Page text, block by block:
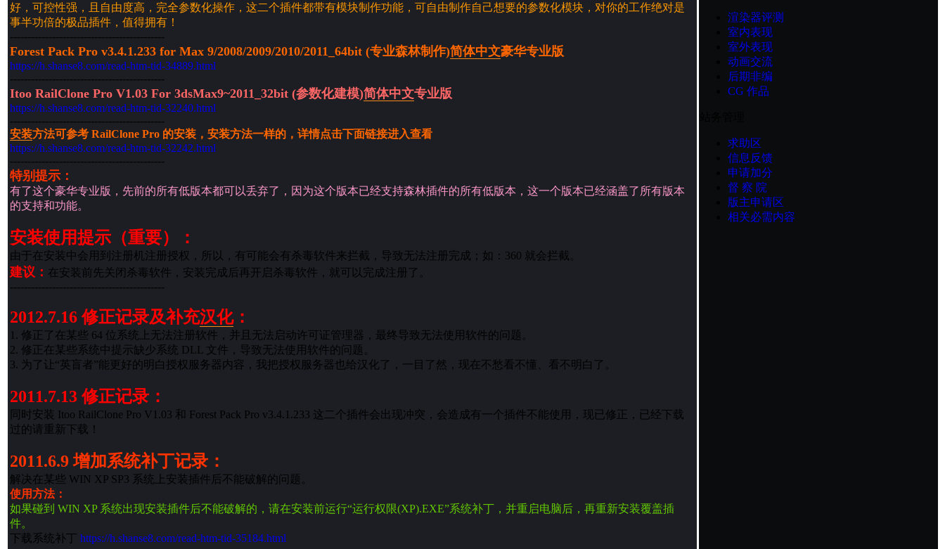
好，可控性强，且自由度高，完全参数化操作，这二个插件都带有模块制作功能，可自由制作自己想要的参数化模块，对你的工作绝对是
事半功倍的极品插件，值得拥有！
--------------------------------------------
Forest Pack Pro v3.4.1.233 for Max 9/2008/2009/2010/2011_64bit (专业森林制作)简体中文豪华专业版
https://h.shanse8.com/read-htm-tid-34889.html
--------------------------------------------
Itoo RailClone Pro V1.03 For 3dsMax9~2011_32bit (参数化建模)简体中文专业版
https://h.shanse8.com/read-htm-tid-32240.html
--------------------------------------------
安装方法可参考 RailClone Pro 的安装，安装方法一样的，详情点击下面链接进入查看
https://h.shanse8.com/read-htm-tid-32242.html
--------------------------------------------
特别提示：
有了这个豪华专业版，先前的所有低版本都可以丢弃了，因为这个版本已经支持森林插件的所有低版本，这一个版本已经涵盖了所有版本
的支持和功能。
安装使用提示（重要）：
由于在安装中会用到注册机注册授权，所以，有可能会有杀毒软件来拦截，导致无法注册完成；如：360 就会拦截。
建议： 在安装前先关闭杀毒软件，安装完成后再开启杀毒软件，就可以完成注册了。
--------------------------------------------
2012.7.16 修正记录及补充汉化：
1. 修正了在某些 64 位系统上无法注册软件，并且无法启动许可证管理器，最终导致无法使用软件的问题。
2. 修正在某些系统中提示缺少系统 DLL 文件，导致无法使用软件的问题。
3. 为了让“英盲者”能更好的明白授权服务器内容，我把授权服务器也给汉化了，一目了然，现在不愁看不懂、看不明白了。
2011.7.13 修正记录：
同时安装 Itoo RailClone Pro V1.03 和 Forest Pack Pro v3.4.1.233 这二个插件会出现冲突，会造成有一个插件不能使用，现已修正，已经下载
过的请重新下载！
2011.6.9 增加系统补丁记录：
解决在某些 WIN XP SP3 系统上安装插件后不能破解的问题。
使用方法：
如果碰到 WIN XP 系统出现安装插件后不能破解的，请在安装前运行“运行权限(XP).EXE”系统补丁，并重启电脑后，再重新安装覆盖插
件。
下载系统补丁 https://h.shanse8.com/read-htm-tid-35184.html
渲染器评测
室内表现
室外表现
动画交流
后期非编
CG 作品
求助区
信息反馈
申请加分
督 察 院
版主申请区
相关必需内容